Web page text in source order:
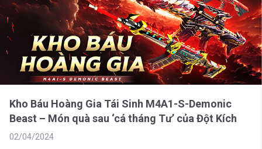
Kho Báu Hoàng Gia Tái Sinh M4A1-S-Demonic
Beast – Món quà sau ‘cá tháng Tư’ của Đột Kích
02/04/2024